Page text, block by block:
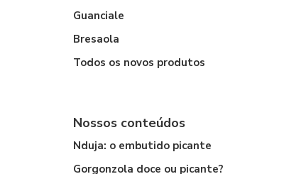
Guanciale
Bresaola
Todos os novos produtos
Nossos conteúdos
Nduja: o embutido picante
Gorgonzola doce ou picante?